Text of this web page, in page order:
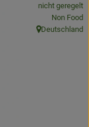
, Verband:
nicht geregelt
,Non Food
, Herkunft:
Deutschland